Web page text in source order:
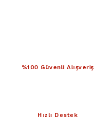
%100 Güvenli Alışveriş
Hızlı Destek